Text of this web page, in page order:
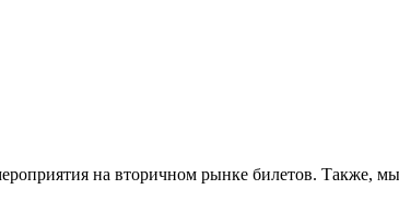
на вторичном рынке билетов. Также,